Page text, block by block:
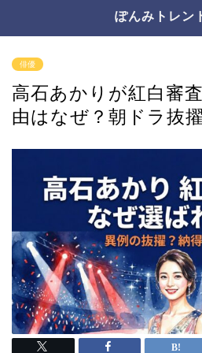
ぽんみトレン
俳優
高石あかりが紅白審
由はなぜ？朝ドラ抜